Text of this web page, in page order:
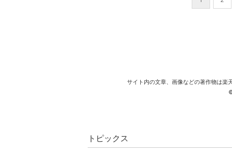
サイト内の文章、画像などの著作物は楽
トピックス